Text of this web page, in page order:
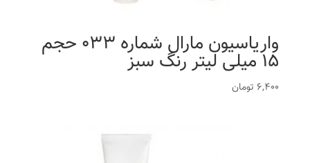
واریاسیون مارال شماره 033 حجم
15 میلی لیتر رنگ سبز
6,400 تومان